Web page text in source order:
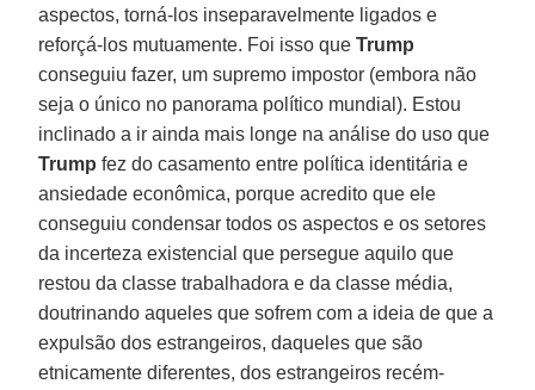
aspectos, torná-los inseparavelmente ligados e
reforçá-los mutuamente. Foi isso queTrump
conseguiu fazer, um supremo impostor (embora não
seja o único no panorama político mundial). Estou
inclinado a ir ainda mais longe na análise do uso que
Trump fez do casamento entre política identitária e
ansiedade econômica, porque acredito que ele
conseguiu condensar todos os aspectos e os setores
da incerteza existencial que persegue aquilo que
restou da classe trabalhadora e da classe média,
doutrinando aqueles que sofrem com a ideia de que a
expulsão dos estrangeiros, daqueles que são
etnicamente diferentes, dos estrangeiros recém-